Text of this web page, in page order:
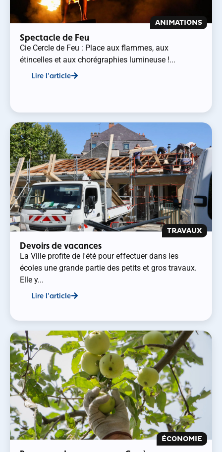
ANIMATIONS
Spectacle de Feu
Cie Cercle de Feu : Place aux flammes, aux
étincelles et aux chorégraphies lumineuse !...
Lire l'article
TRAVAUX
Devoirs de vacances
La Ville profite de l'été pour effectuer dans les
écoles une grande partie des petits et gros travaux.
Elle y...
Lire l'article
ÉCONOMIE